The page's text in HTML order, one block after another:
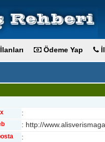
Ödeme Yap
:
: http://
: